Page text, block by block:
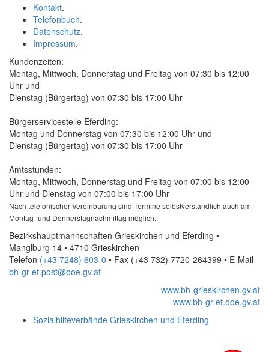
Kontakt.
Telefonbuch.
Datenschutz.
Impressum.
Kundenzeiten:
Montag, Mittwoch, Donnerstag und Freitag von 07:30 bis 12:00
Uhr und
Dienstag (Bürgertag) von 07:30 bis 17:00 Uhr
Bürgerservicestelle Eferding:
Montag und Donnerstag von 07:30 bis 12:00 Uhr und
Dienstag (Bürgertag) von 07:30 bis 17:00 Uhr
Amtsstunden:
Montag, Mittwoch, Donnerstag und Freitag von 07:00 bis 12:00
Uhr und Dienstag von 07:00 bis 17:00 Uhr
Nach telefonischer Vereinbarung sind Termine selbstverständlich auch am
Montag- und Donnerstagnachmittag möglich.
Bezirkshauptmannschaften Grieskirchen und Eferding •
Manglburg 14 • 4710 Grieskirchen
Telefon (+43 7248) 603-0 • Fax (+43 732) 7720-264399 • E-Mail
bh-gr-ef.post@ooe.gv.at
www.bh-grieskirchen.gv.at
www.bh-gr-ef.ooe.gv.at
Sozialhilfeverbände Grieskirchen und Eferding